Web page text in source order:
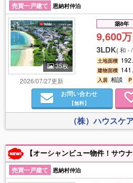
売買一戸建て
恩納村仲泊
35枚
2026/07/27更新
築8年
9,600
3LDK(和 -
土地面積
建物面積
入居 相談P
お問い合わせ
【無料】
（株）ハウスケ
【オーシャンビュー物件！サウナ×室内EV付き！解放感溢れる一邸】美しい海を望む、贅沢なロケーション。一日を通して明るい陽光が差し込み、夕暮れには水平線へ沈む美しいサンセットをゆったりとお楽しみいただけます。開放感あふれる吹き抜けリビングは、天井高を活かした伸びやかな空間設計で、自然光と心地よい風が家全体を包み込みます。和室も備えており、ご家族のくつろぎの場としてはもちろん、来客用のお部屋や趣味の空間としても活躍します。4階建てなら
売買一戸建て 恩納村仲泊